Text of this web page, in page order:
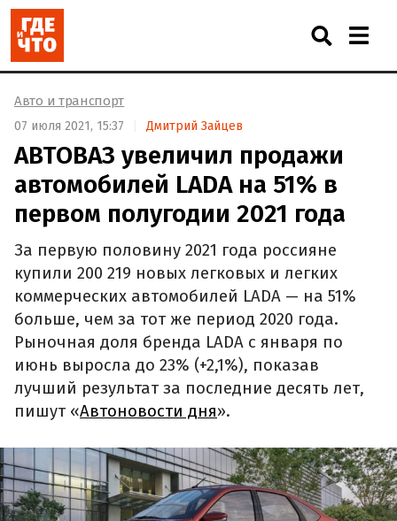
Авто и транспорт
07 июля 2021, 15:37 Дмитрий Зайцев
АВТОВАЗ увеличил продажи
автомобилей LADA на 51% в
первом полугодии 2021 года
За первую половину 2021 года россияне
купили 200 219 новых легковых и легких
коммерческих автомобилей LADA — на 51%
больше, чем за тот же период 2020 года.
Рыночная доля бренда LADA с января по
июнь выросла до 23% (+2,1%), показав
лучший результат за последние десять лет,
пишут «Автоновости дня».